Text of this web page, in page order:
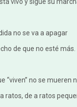
vivo y sigue su
no se va a apagar
de que no esté más.
“viven” no se mueren
ratos, de a ratos